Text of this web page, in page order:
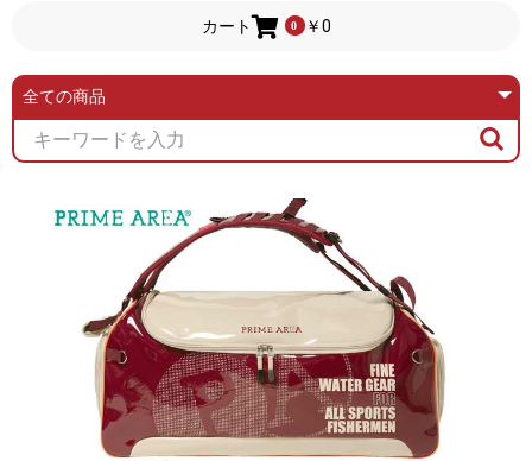
カート 0 ￥0